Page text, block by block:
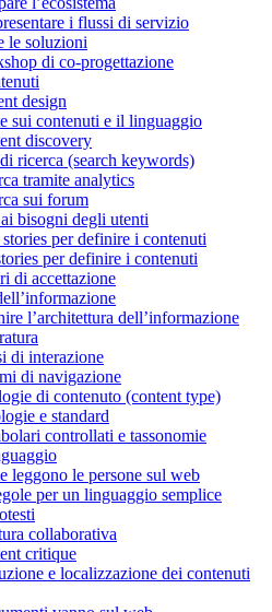
i flussi di servizio
le soluzioni
di co-progettazione
design
sui contenuti e il linguaggio
discovery
ricerca (search keywords)
tramite analytics
sui forum
bisogni degli utenti
per definire i contenuti
per definire i contenuti
di accettazione
l’architettura dell’informazione
di interazione
di navigazione
di contenuto (content type)
e standard
controllati e tassonomie
leggono le persone sul web
per un linguaggio semplice
collaborativa
critique
e localizzazione dei contenuti